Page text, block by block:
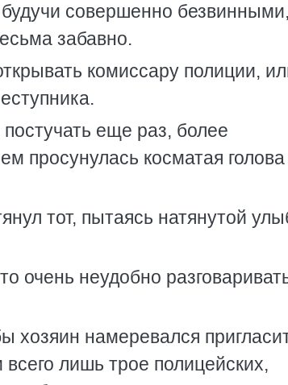
совершенно
забавно.
комиссару полиции,
еще раз, более
просунулась косматая голова
тот, пытаясь натянутой
очень неудобно
хозяин намеревался
лишь трое полицейских,